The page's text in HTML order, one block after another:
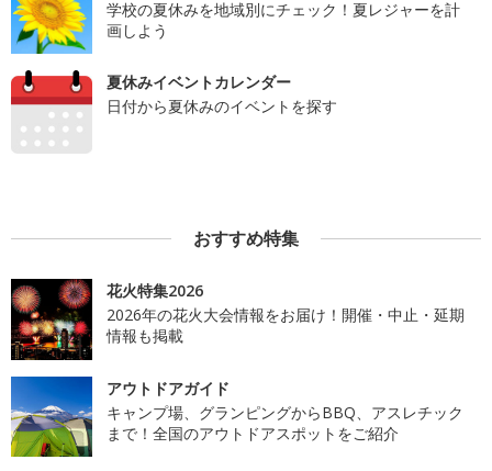
学校の夏休みを地域別にチェック！夏レジャーを計
画しよう
夏休みイベントカレンダー
日付から夏休みのイベントを探す
おすすめ特集
花火特集2026
2026年の花火大会情報をお届け！開催・中止・延期
情報も掲載
アウトドアガイド
キャンプ場、グランピングからBBQ、アスレチック
まで！全国のアウトドアスポットをご紹介